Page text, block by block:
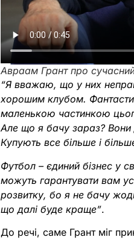
Авраам Грант про
“Я вважаю, що у них
хорошим клубом.
маленькою частинкою
Але що я бачу зараз?
Купують все більше і
Футбол – єдиний бізнес у
можуть гарантувати вам
розвитку, бо я не бачу
що далі буде краще”.
До речі, саме Грант міг